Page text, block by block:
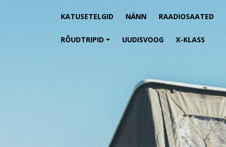
KATUSETELGID NÄNN RAADIOSAATED
RÕUDTRIPID UUDISVOOG X-KLASS